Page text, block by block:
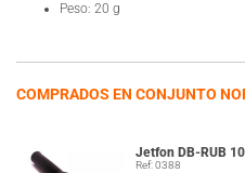
Peso: 20 g
COMPRADOS EN CONJUNTO
Jetfon DB-RUB
Ref: 0388